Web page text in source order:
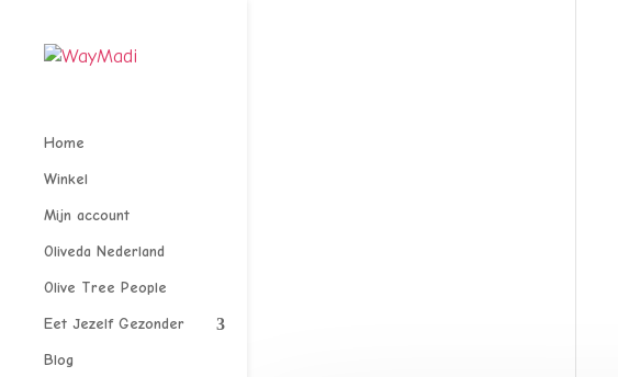
Home
Winkel
Mijn account
Oliveda Nederland
Olive Tree People
Eet Jezelf Gezonder
Blog